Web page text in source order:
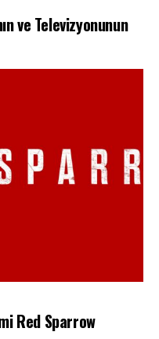
ve Televizyonunun
Red Sparrow